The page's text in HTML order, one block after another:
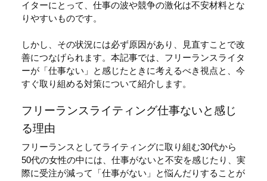
イターにとって、仕事の波や競争の激化は不安材料とな
りやすいものです。
しかし、その状況には必ず原因があり、見直すことで改
善につなげられます。本記事では、フリーランスライタ
ーが「仕事ない」と感じたときに考えるべき視点と、今
すぐ取り組める対策について紹介します。
フリーランスライティング仕事ないと感じ
る理由
フリーランスとしてライティングに取り組む30代から
50代の女性の中には、仕事がないと不安を感じたり、実
際に受注が減って「仕事がない」と悩んだりすることが